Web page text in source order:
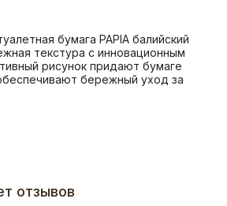
бумага PAPIA балийский
текстура с инновационным
рисунок придают бумаге
бережный уход за
отзывов